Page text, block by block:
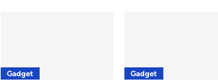
Gadget Gadget